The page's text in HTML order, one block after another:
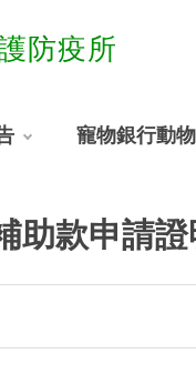
防疫所
寵物銀行動
助款申請